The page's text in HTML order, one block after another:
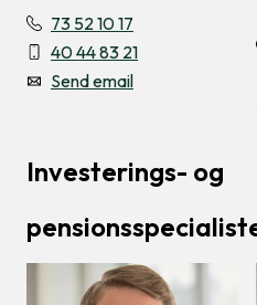
73 52 10 17
40 44 83 21
Send email
Investerings- og